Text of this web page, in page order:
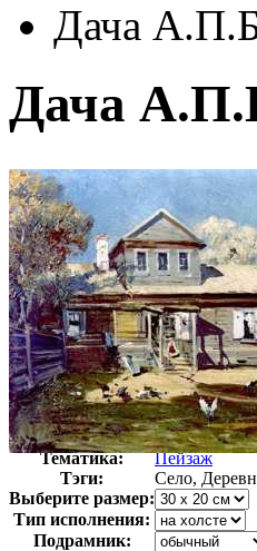
Дача
Дача
Автор:
Боголюбов
Арт-стиль
Русская
Тематика:
Пейзаж
Тэги:
Село,
Выберите размер:
Тип исполнения:
Подрамник: